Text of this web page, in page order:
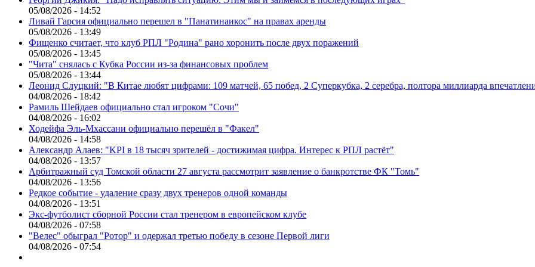
05/08/2026 - 14:52
Ливай Гарсия официально перешел в "Панатинаикос" на правах аренды
05/08/2026 - 13:49
Фищенко считает, что клуб РПЛ "Родина" рано хоронить после двух поражений
05/08/2026 - 13:45
"Чита" снялась с Кубка России из-за финансовых проблем
05/08/2026 - 13:44
Леонид Слуцкий: "В Китае любят цифрами: 109 матчей, 65 побед, 2 Суперкубка, 2 серебра, полтора миллиарда
04/08/2026 - 18:42
Рамиль Шейдаев официально стал игроком "Сочи"
04/08/2026 - 16:02
Ходейфа Эль-Мхассани официально перешёл в "Факел"
04/08/2026 - 14:58
Александр Алаев: "KPI в 18 тысяч зрителей - достижимая цифра. Интерес к РПЛ растёт"
04/08/2026 - 13:57
Арбитражный суд Томской области 27 августа рассмотрит заявление о банкротстве ФК "Томь"
04/08/2026 - 13:56
Редкое событие - удаление сразу двух тренеров одной команды
04/08/2026 - 13:51
Экс-футболист сборной России стал тренером в европейском клубе
04/08/2026 - 07:58
"Велес" обыграл "Ротор" и одержал третью победу в сезоне Первой лиги
04/08/2026 - 07:54